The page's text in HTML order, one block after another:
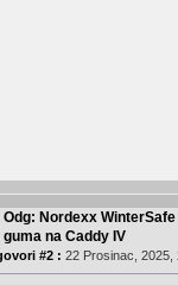
Odg: Nordexx
guma na Caddy IV
#2 : 22 Prosinac, 2025,